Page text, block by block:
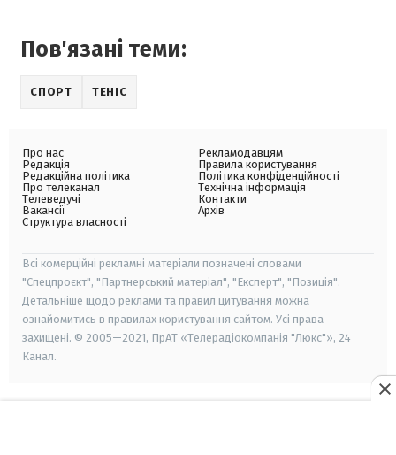
Пов'язані теми:
СПОРТ ТЕНІС
Про нас
Редакція
Редакційна політика
Про телеканал
Телеведучі
Вакансії
Структура власності
Рекламодавцям
Правила користування
Політика конфіденційності
Технічна інформація
Контакти
Архів
Всі комерційні рекламні матеріали позначені словами
"Спецпроєкт", "Партнерський матеріал", "Експерт", "Позиція".
Детальніше щодо реклами та правил цитування можна
ознайомитись в правилах користування сайтом. Усі права
захищені. © 2005—2021, ПрАТ «Телерадіокомпанія "Люкс"», 24
Канал.